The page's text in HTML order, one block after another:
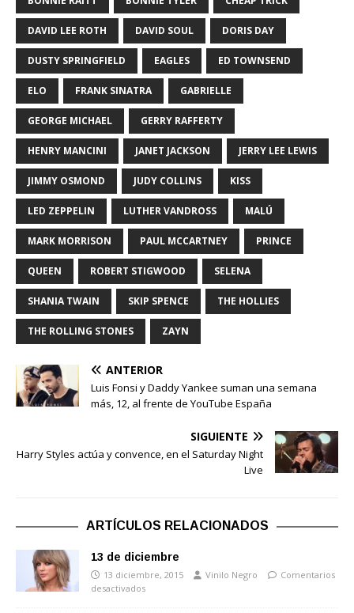
DAVID LEE ROTH DAVID SOUL DORIS DAY
DUSTY SPRINGFIELD EAGLES ED TOWNSEND
ELO FRANK SINATRA GABRIELLE
GEORGE MICHAEL GERRY RAFFERTY
HENRY MANCINI JANET JACKSON JERRY LEE LEWIS
JIMMY OSMOND JUDY COLLINS KISS
LED ZEPPELIN LUTHER VANDROSS MALÚ
MARK MORRISON PAUL MCCARTNEY PRINCE
QUEEN ROBERT STIGWOOD SELENA
SHANIA TWAIN SKIP SPENCE THE HOLLIES
THE ROLLING STONES ZAYN
ANTERIOR
Luis Fonsi y Daddy Yankee suman una semana
más, 12, al frente de YouTube España
SIGUIENTE
Harry Styles actúa y convence, en el Saturday Night
Live
ARTÍCULOS RELACIONADOS
13 de diciembre
13 diciembre, 2015 Vinilo Negro
Comentarios
desactivados